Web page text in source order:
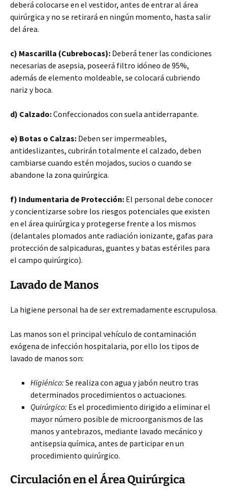
deberá colocarse en el vestidor, antes de entrar al área
quirúrgica y no se retirará en ningún momento, hasta salir
del área.
c) Mascarilla (Cubrebocas): Deberá tener las condiciones
necesarias de asepsia, poseerá filtro idóneo de 95%,
además de elemento moldeable, se colocará cubriendo
nariz y boca.
d) Calzado:Confeccionados con suela antiderrapante.
e) Botas o Calzas: Deben ser impermeables,
antideslizantes, cubrirán totalmente el calzado, deben
cambiarse cuando estén mojados, sucios o cuando se
abandone la zona quirúrgica.
f) Indumentaria de Protección: El personal debe conocer
y concientizarse sobre los riesgos potenciales que existen
en el área quirúrgica y protegerse frente a los mismos
(delantales plomados ante radiación ionizante, gafas para
protección de salpicaduras, guantes y batas estériles para
el campo quirúrgico).
Lavado de Manos
La higiene personal ha de ser extremadamente escrupulosa.
Las manos son el principal vehículo de contaminación
exógena de infección hospitalaria, por ello los tipos de
lavado de manos son:
Higiénico: Se realiza con agua y jabón neutro tras
determinados procedimientos o actuaciones.
Quirúrgico: Es el procedimiento dirigido a eliminar el
mayor número posible de microorganismos de las
manos y antebrazos, mediante lavado mecánico y
antisepsia química, antes de participar en un
procedimiento quirúrgico.
Circulación en el Área Quirúrgica